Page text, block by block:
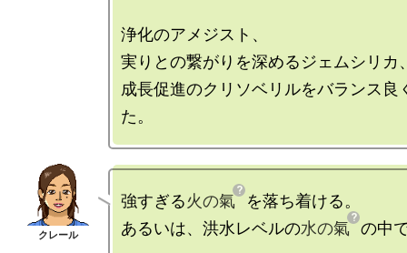
浄化のアメジスト、
実りとの繋がりを深めるジェムシリカ
成長促進のクリソベリルをバランス良
強すぎる火の氣
を落ち着ける。
あるいは、洪水レベルの水の氣 の中